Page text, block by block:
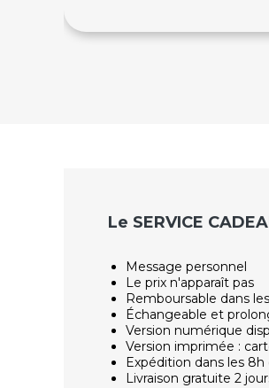
Le SERVICE
Message personnel
Le prix n'apparaît pas
Remboursable dans
Échangeable et
Version numérique
Version imprimée :
Expédition dans les
Livraison gratuite 2